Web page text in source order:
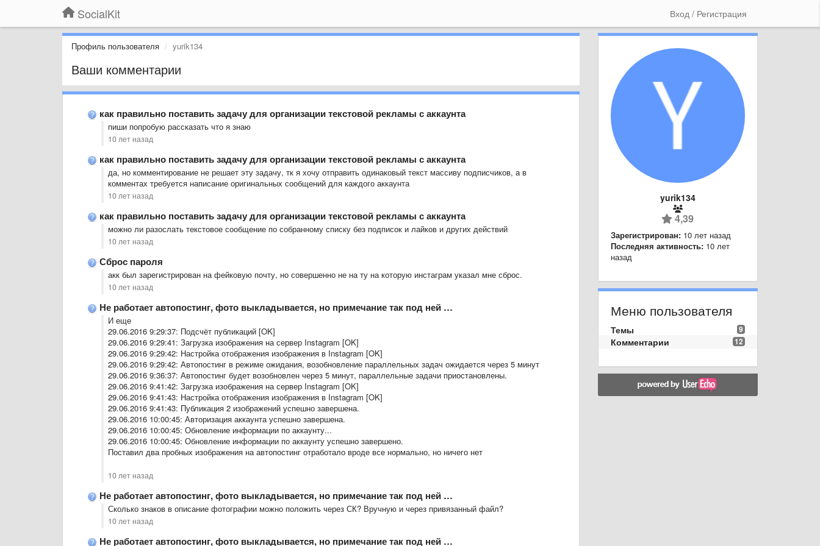
SocialKit Вход / Регистрация
Профиль пользователя yurik134
Ваши комментарии
как правильно поставить задачу для организации текстовой рекламы с аккаунта
пиши попробую рассказать что я знаю
10 лет назад
как правильно поставить задачу для организации текстовой рекламы с аккаунта
да, но комментирование не решает эту задачу, тк я хочу отправить одинаковый текст массиву подписчиков, а в
комментах требуется написание оригинальных сообщений для каждого аккаунта
10 лет назад
как правильно поставить задачу для организации текстовой рекламы с аккаунта
можно ли разослать текстовое сообщение по собранному списку без подписок и лайков и других действий
10 лет назад
Сброс пароля
акк был зарегистрирован на фейковую почту, но совершенно не на ту на которую инстаграм указал мне сброс.
10 лет назад
Не работает автопостинг, фото выкладывается, но примечание так под ней …
И еще
29.06.2016 9:29:37: Подсчёт публикаций [OK]
29.06.2016 9:29:41: Загрузка изображения на сервер Instagram [OK]
29.06.2016 9:29:42: Настройка отображения изображения в Instagram [OK]
29.06.2016 9:29:42: Автопостинг в режиме ожидания, возобновление параллельных задач ожидается через 5 минут
29.06.2016 9:36:37: Автопостинг будет возобновлен через 5 минут, параллельные задачи приостановлены.
29.06.2016 9:41:42: Загрузка изображения на сервер Instagram [OK]
29.06.2016 9:41:43: Настройка отображения изображения в Instagram [OK]
29.06.2016 9:41:43: Публикация 2 изображений успешно завершена.
29.06.2016 10:00:45: Авторизация аккаунта успешно завершена.
29.06.2016 10:00:45: Обновление информации по аккаунту...
29.06.2016 10:00:45: Обновление информации по аккаунту успешно завершено.
Поставил два пробных изображения на автопостинг отработало вроде все нормально, но ничего нет
10 лет назад
Не работает автопостинг, фото выкладывается, но примечание так под ней …
Сколько знаков в описание фотографии можно положить через СК? Вручную и через привязанный файл?
10 лет назад
Не работает автопостинг, фото выкладывается, но примечание так под ней …
yurik134
4,39
Зарегистрирован: 10 лет назад
Последняя активность: 10 лет
назад
Меню пользователя
9
Темы
12
Комментарии